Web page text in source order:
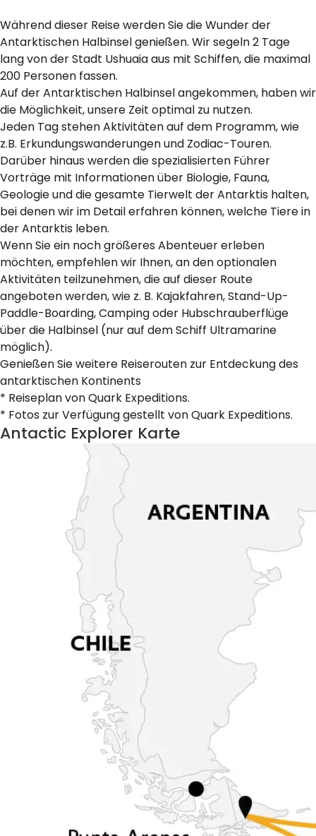
Während dieser Reise werden Sie die Wunder der
Antarktischen Halbinsel genießen. Wir segeln 2 Tage
lang von der Stadt Ushuaia aus mit Schiffen, die maximal
200 Personen fassen.
Auf der Antarktischen Halbinsel angekommen, haben wir
die Möglichkeit, unsere Zeit optimal zu nutzen.
Jeden Tag stehen Aktivitäten auf dem Programm, wie
z.B. Erkundungswanderungen und Zodiac-Touren.
Darüber hinaus werden die spezialisierten Führer
Vorträge mit Informationen über Biologie, Fauna,
Geologie und die gesamte Tierwelt der Antarktis halten,
bei denen wir im Detail erfahren können, welche Tiere in
der Antarktis leben.
Wenn Sie ein noch größeres Abenteuer erleben
möchten, empfehlen wir Ihnen, an den optionalen
Aktivitäten teilzunehmen, die auf dieser Route
angeboten werden, wie z. B. Kajakfahren, Stand-Up-
Paddle-Boarding, Camping oder Hubschrauberflüge
über die Halbinsel (nur auf dem Schiff Ultramarine
möglich).
Genießen Sie weitere Reiserouten zur Entdeckung des
antarktischen Kontinents
* Reiseplan von Quark Expeditions.
* Fotos zur Verfügung gestellt von Quark Expeditions.
Antactic Explorer Karte